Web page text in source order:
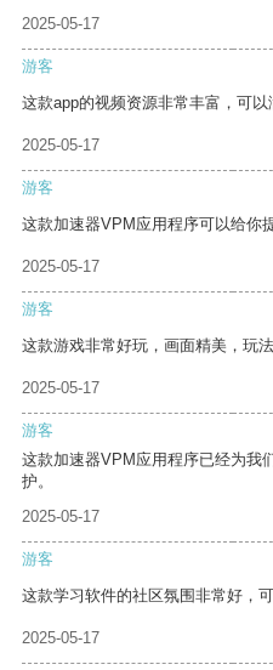
2025-05-17
游客
这款app的视频资源非常丰富，可以
2025-05-17
游客
这款加速器VPM应用程序可以给你
2025-05-17
游客
这款游戏非常好玩，画面精美，玩法
2025-05-17
游客
这款加速器VPM应用程序已经为我
护。
2025-05-17
游客
这款学习软件的社区氛围非常好，
2025-05-17